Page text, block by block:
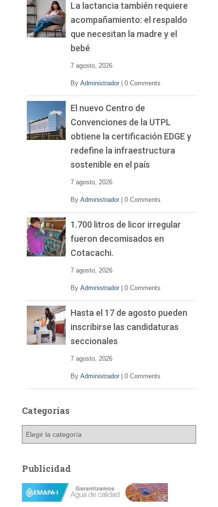
La lactancia también requiere
acompañamiento: el respaldo
que necesitan la madre y el
bebé
7 agosto, 2026
By Administrador 0 Comments
El nuevo Centro de
Convenciones de la UTPL
obtiene la certificación EDGE y
redefine la infraestructura
sostenible en el país
7 agosto, 2026
By Administrador 0 Comments
1.700 litros de licor irregular
fueron decomisados en
Cotacachi.
7 agosto, 2026
By Administrador 0 Comments
Hasta el 17 de agosto pueden
inscribirse las candidaturas
seccionales
7 agosto, 2026
By Administrador 0 Comments
Categorías
g
o
Publicidad